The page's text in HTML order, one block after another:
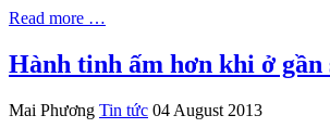
Read more …
Hành tinh ấm hơn khi ở gần
Mai Phương Tin tức 04 August 2013